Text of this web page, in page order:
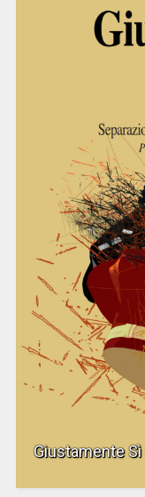
Giustamente Sì